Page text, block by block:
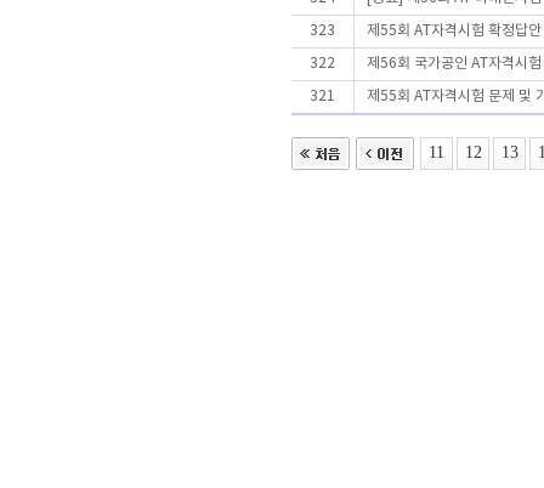
323 제55회 AT자격시험 확정답
322 제56회 국가공인 AT자격시
321 제55회 AT자격시험 문제 및
11 12 13